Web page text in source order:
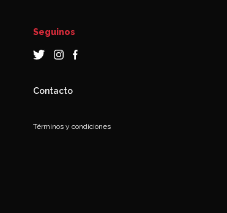
Seguinos
Contacto
Términos y condiciones